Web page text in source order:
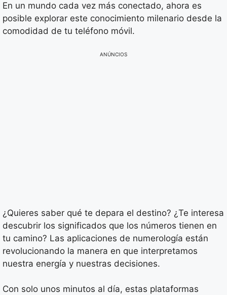
En un mundo cada vez más conectado, ahora es
posible explorar este conocimiento milenario desde la
comodidad de tu teléfono móvil.
ANÚNCIOS
¿Quieres saber qué te depara el destino? ¿Te interesa
descubrir los significados que los números tienen en
tu camino? Las aplicaciones de numerología están
revolucionando la manera en que interpretamos
nuestra energía y nuestras decisiones.
Con solo unos minutos al día, estas plataformas